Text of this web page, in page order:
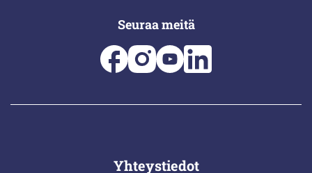
Seuraa meitä
Yhteystiedot